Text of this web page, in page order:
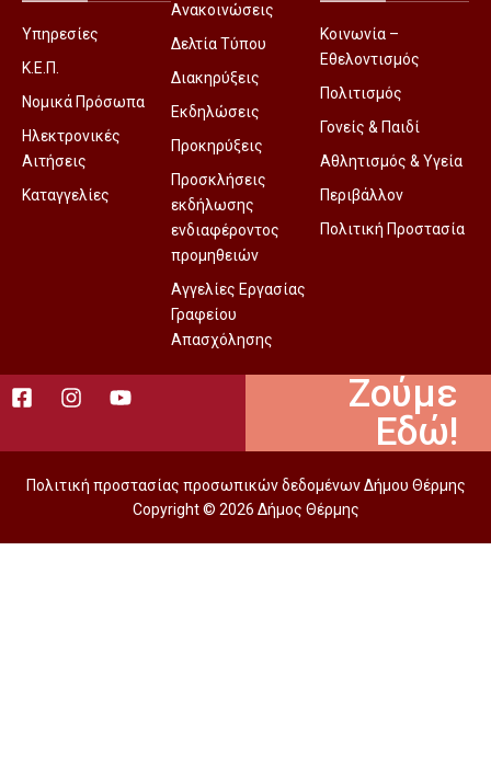
Υπηρεσίες
Κ.Ε.Π.
Νομικά Πρόσωπα
Ηλεκτρονικές
Αιτήσεις
Καταγγελίες
Ανακοινώσεις
Δελτία Τύπου
Διακηρύξεις
Εκδηλώσεις
Προκηρύξεις
Προσκλήσεις
εκδήλωσης
ενδιαφέροντος
προμηθειών
Αγγελίες Εργασίας
Γραφείου
Απασχόλησης
Κοινωνία –
Εθελοντισμός
Πολιτισμός
Γονείς & Παιδί
Αθλητισμός & Υγεία
Περιβάλλον
Πολιτική Προστασία
Ζούμε
Εδώ!
Πολιτική προστασίας προσωπικών δεδομένων Δήμου Θέρμης
Copyright © 2026 Δήμος Θέρμης